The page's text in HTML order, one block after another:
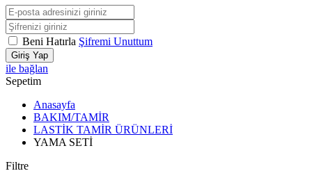
Beni Hatırla Şifremi Unuttum
Giriş Yap
ile bağlan
Sepetim
Anasayfa
BAKIM/TAMİR
LASTİK TAMİR ÜRÜNLERİ
YAMA SETİ
Filtre